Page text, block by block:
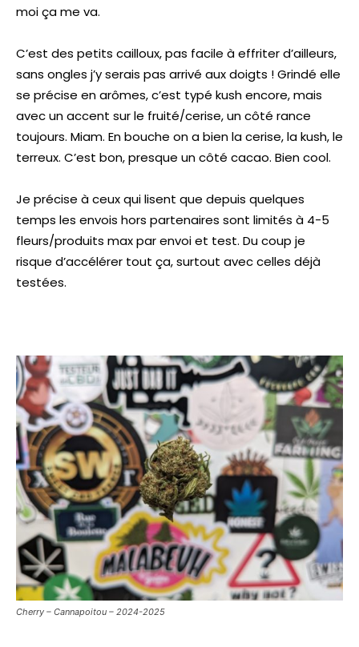
moi ça me va.
C’est des petits cailloux, pas facile à effriter d’ailleurs,
sans ongles j’y serais pas arrivé aux doigts ! Grindé elle
se précise en arômes, c’est typé kush encore, mais
avec un accent sur le fruité/cerise, un côté rance
toujours. Miam. En bouche on a bien la cerise, la kush, le
terreux. C’est bon, presque un côté cacao. Bien cool.
Je précise à ceux qui lisent que depuis quelques
temps les envois hors partenaires sont limités à 4-5
fleurs/produits max par envoi et test. Du coup je
risque d’accélérer tout ça, surtout avec celles déjà
testées.
Cherry – Cannapoitou – 2024-2025